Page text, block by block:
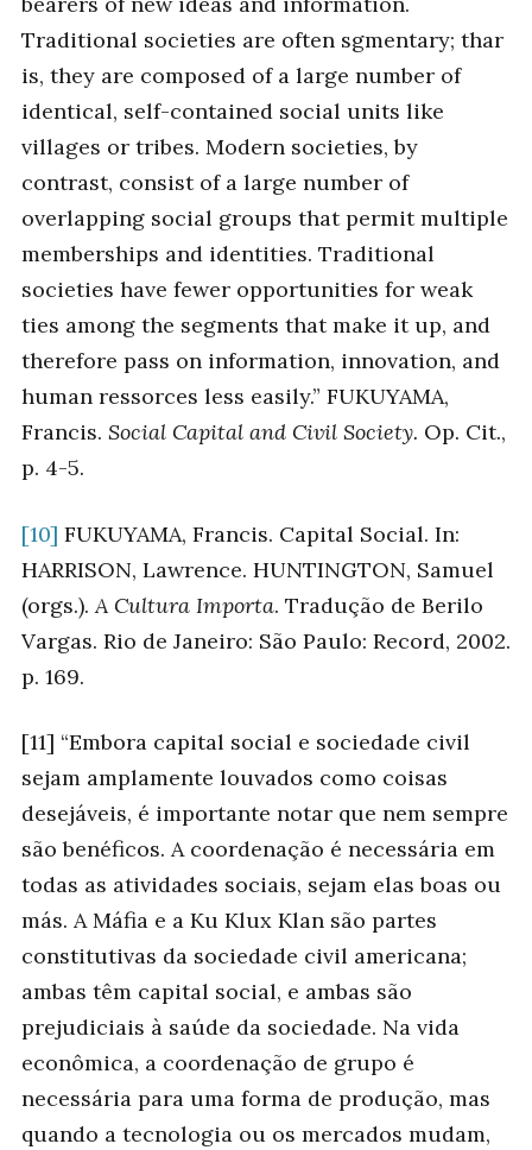
Traditional societies are often sgmentary; thar
is, they are composed of a large number of
identical, self-contained social units like
villages or tribes. Modern societies, by
contrast, consist of a large number of
overlapping social groups that permit multiple
memberships and identities. Traditional
societies have fewer opportunities for weak
ties among the segments that make it up, and
therefore pass on information, innovation, and
human ressorces less easily.” FUKUYAMA,
Francis. Social Capital and Civil Society. Op. Cit.,
p. 4-5.
[10] FUKUYAMA, Francis. Capital Social. In:
HARRISON, Lawrence. HUNTINGTON, Samuel
(orgs.).A Cultura Importa. Tradução de Berilo
Vargas. Rio de Janeiro: São Paulo: Record, 2002.
p. 169.
[11] “Embora capital social e sociedade civil
sejam amplamente louvados como coisas
desejáveis, é importante notar que nem sempre
são benéficos. A coordenação é necessária em
todas as atividades sociais, sejam elas boas ou
más. A Máfia e a Ku Klux Klan são partes
constitutivas da sociedade civil americana;
ambas têm capital social, e ambas são
prejudiciais à saúde da sociedade. Na vida
econômica, a coordenação de grupo é
necessária para uma forma de produção, mas
quando a tecnologia ou os mercados mudam,